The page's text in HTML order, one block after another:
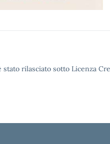
rilasciato sotto Licenza